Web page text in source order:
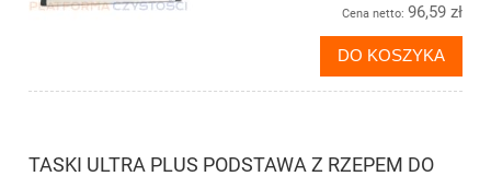
Cena netto: 96,59 zł
DO KOSZYKA
TASKI ULTRA PLUS PODSTAWA Z RZEPEM DO